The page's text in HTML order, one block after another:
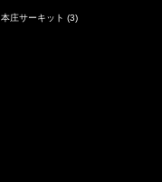
本庄サーキット (3)